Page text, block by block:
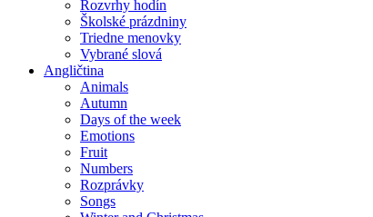
Rozvrhy hodín
Školské prázdniny
Triedne menovky
Vybrané slová
Angličtina
Animals
Autumn
Days of the week
Emotions
Fruit
Numbers
Rozprávky
Songs